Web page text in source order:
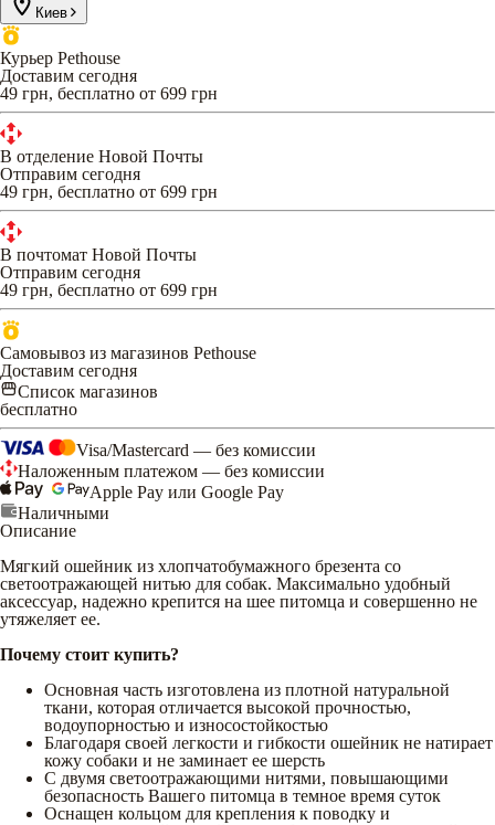
Киев
Курьер Pethouse
Доставим сегодня
49 грн, бесплатно от 699 грн
В отделение Новой Почты
Отправим сегодня
49 грн, бесплатно от 699 грн
В почтомат Новой Почты
Отправим сегодня
49 грн, бесплатно от 699 грн
Самовывоз из магазинов Pethouse
Доставим сегодня
Список магазинов
бесплатно
Visa/Mastercard — без комиссии
Наложенным платежом — без комиссии
Apple Pay или Google Pay
Наличными
Описание
Мягкий ошейник из хлопчатобумажного брезента со
светоотражающей нитью для собак. Максимально удобный
аксессуар, надежно крепится на шее питомца и совершенно не
утяжеляет ее.
Почему стоит купить?
Основная часть изготовлена из плотной натуральной
ткани, которая отличается высокой прочностью,
водоупорностью и износостойкостью
Благодаря своей легкости и гибкости ошейник не натирает
кожу собаки и не заминает ее шерсть
С двумя светоотражающими нитями, повышающими
безопасность Вашего питомца в темное время суток
Оснащен кольцом для крепления к поводку и